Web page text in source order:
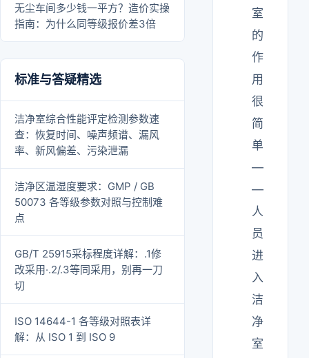
无尘车间多少钱一平方？造价实操
指南：为什么同等级报价差3倍
标准与答疑精选
洁净室综合性能评定检测参数速
查：恢复时间、噪声频谱、漏风
率、新风偏差、污染泄漏
洁净区温湿度要求：GMP / GB
50073 各等级参数对照与控制难
点
GB/T 25915采标程度详解：.1修
改采用·.2/.3等同采用，别再一刀
切
ISO 14644-1 各等级对照表详
解：从 ISO 1 到 ISO 9
室
的
作
用
很
简
单
—
—
人
员
进
入
洁
净
室